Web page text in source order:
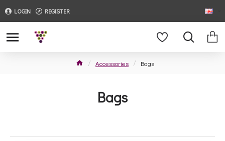
LOGIN REGISTER
Accessories Bags
Bags